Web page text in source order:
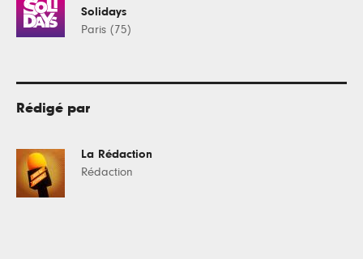
Solidays
Paris (75)
Rédigé par
La Rédaction
Rédaction